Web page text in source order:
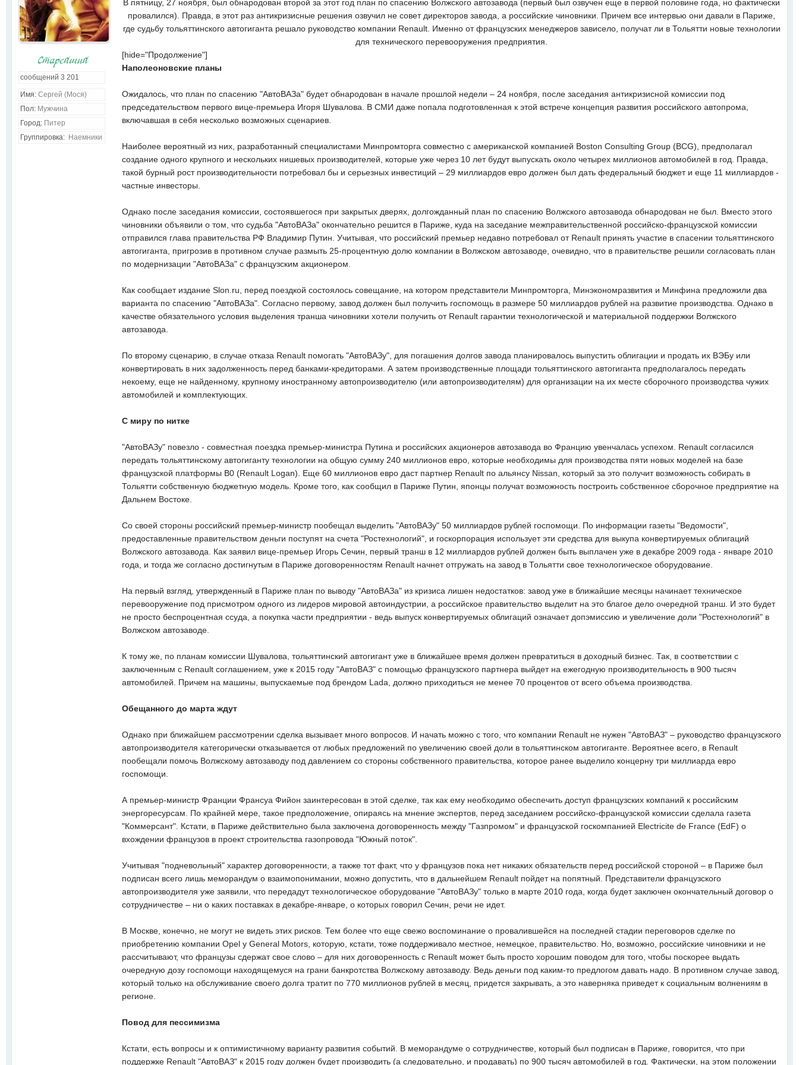
CBO6OgA: (05 марта 2022 23:20)
Вспомнил и ник и пароль от аккаунта... что бы казать вам Привет, ребята! Если вы помните меня ещё со времен сайта Stalker-portal. Саша "белый" на аватаре и странные
рассказы о сталкерах. Чорт подери... сколько лет, сколько зим!
сообщений 3 201
Имя: Сергей (Мося)
Пол: Мужчина
Город: Питер
Группировка: Наемники
В пятницу, 27 ноября, был обнародован второй за этот год план по спасению Волжского автозавода (первый был озвучен еще в первой половине года, но фактически
провалился). Правда, в этот раз антикризисные решения озвучил не совет директоров завода, а российские чиновники. Причем все интервью они давали в Париже,
где судьбу тольяттинского автогиганта решало руководство компании Renault. Именно от французских менеджеров зависело, получат ли в Тольятти новые технологии
для технического перевооружения предприятия.
[hide="Продолжение"]
Наполеоновские планы
Ожидалось, что план по спасению "АвтоВАЗа" будет обнародован в начале прошлой недели – 24 ноября, после заседания антикризисной комиссии под
председательством первого вице-премьера Игоря Шувалова. В СМИ даже попала подготовленная к этой встрече концепция развития российского автопрома,
включавшая в себя несколько возможных сценариев.
Наиболее вероятный из них, разработанный специалистами Минпромторга совместно с американской компанией Boston Consulting Group (ВСG), предполагал
создание одного крупного и нескольких нишевых производителей, которые уже через 10 лет будут выпускать около четырех миллионов автомобилей в год. Правда,
такой бурный рост производительности потребовал бы и серьезных инвестиций – 29 миллиардов евро должен был дать федеральный бюджет и еще 11 миллиардов -
частные инвесторы.
Однако после заседания комиссии, состоявшегося при закрытых дверях, долгожданный план по спасению Волжского автозавода обнародован не был. Вместо этого
чиновники объявили о том, что судьба "АвтоВАЗа" окончательно решится в Париже, куда на заседание межправительственной российско-французской комиссии
отправился глава правительства РФ Владимир Путин. Учитывая, что российский премьер недавно потребовал от Renault принять участие в спасении тольяттинского
автогиганта, пригрозив в противном случае размыть 25-процентную долю компании в Волжском автозаводе, очевидно, что в правительстве решили согласовать план
по модернизации "АвтоВАЗа" с французским акционером.
Как сообщает издание Slon.ru, перед поездкой состоялось совещание, на котором представители Минпромторга, Минэкономразвития и Минфина предложили два
варианта по спасению "АвтоВАЗа". Согласно первому, завод должен был получить госпомощь в размере 50 миллиардов рублей на развитие производства. Однако в
качестве обязательного условия выделения транша чиновники хотели получить от Renault гарантии технологической и материальной поддержки Волжского
автозавода.
По второму сценарию, в случае отказа Renault помогать "АвтоВАЗу", для погашения долгов завода планировалось выпустить облигации и продать их ВЭБу или
конвертировать в них задолженность перед банками-кредиторами. А затем производственные площади тольяттинского автогиганта предполагалось передать
некоему, еще не найденному, крупному иностранному автопроизводителю (или автопроизводителям) для организации на их месте сборочного производства чужих
автомобилей и комплектующих.
С миру по нитке
"АвтоВАЗу" повезло - совместная поездка премьер-министра Путина и российских акционеров автозавода во Францию увенчалась успехом. Renault согласился
передать тольяттинскому автогиганту технологии на общую сумму 240 миллионов евро, которые необходимы для производства пяти новых моделей на базе
французской платформы В0 (Renault Logan). Еще 60 миллионов евро даст партнер Renault по альянсу Nissan, который за это получит возможность собирать в
Тольятти собственную бюджетную модель. Кроме того, как сообщил в Париже Путин, японцы получат возможность построить собственное сборочное предприятие на
Дальнем Востоке.
Со своей стороны российский премьер-министр пообещал выделить "АвтоВАЗу" 50 миллиардов рублей госпомощи. По информации газеты "Ведомости",
предоставленные правительством деньги поступят на счета "Ростехнологий", и госкорпорация использует эти средства для выкупа конвертируемых облигаций
Волжского автозавода. Как заявил вице-премьер Игорь Сечин, первый транш в 12 миллиардов рублей должен быть выплачен уже в декабре 2009 года - январе 2010
года, и тогда же согласно достигнутым в Париже договоренностям Renault начнет отгружать на завод в Тольятти свое технологическое оборудование.
На первый взгляд, утвержденный в Париже план по выводу "АвтоВАЗа" из кризиса лишен недостатков: завод уже в ближайшие месяцы начинает техническое
перевооружение под присмотром одного из лидеров мировой автоиндустрии, а российское правительство выделит на это благое дело очередной транш. И это будет
не просто беспроцентная ссуда, а покупка части предприятии - ведь выпуск конвертируемых облигаций означает допэмиссию и увеличение доли "Ростехнологий" в
Волжском автозаводе.
К тому же, по планам комиссии Шувалова, тольяттинский автогигант уже в ближайшее время должен превратиться в доходный бизнес. Так, в соответствии с
заключенным с Renault соглашением, уже к 2015 году "АвтоВАЗ" с помощью французского партнера выйдет на ежегодную производительность в 900 тысяч
автомобилей. Причем на машины, выпускаемые под брендом Lada, должно приходиться не менее 70 процентов от всего объема производства.
Обещанного до марта ждут
Однако при ближайшем рассмотрении сделка вызывает много вопросов. И начать можно с того, что компании Renault не нужен "АвтоВАЗ" – руководство французского
автопроизводителя категорически отказывается от любых предложений по увеличению своей доли в тольяттинском автогиганте. Вероятнее всего, в Renault
пообещали помочь Волжскому автозаводу под давлением со стороны собственного правительства, которое ранее выделило концерну три миллиарда евро
госпомощи.
А премьер-министр Франции Франсуа Фийон заинтересован в этой сделке, так как ему необходимо обеспечить доступ французских компаний к российским
энергоресурсам. По крайней мере, такое предположение, опираясь на мнение экспертов, перед заседанием российско-французской комиссии сделала газета
"Коммерсант". Кстати, в Париже действительно была заключена договоренность между "Газпромом" и французской госкомпанией Electricite de France (EdF) о
вхождении французов в проект строительства газопровода "Южный поток".
Учитывая "подневольный" характер договоренности, а также тот факт, что у французов пока нет никаких обязательств перед российской стороной – в Париже был
подписан всего лишь меморандум о взаимопонимании, можно допустить, что в дальнейшем Renault пойдет на попятный. Представители французского
автопроизводителя уже заявили, что передадут технологическое оборудование "АвтоВАЗу" только в марте 2010 года, когда будет заключен окончательный договор о
сотрудничестве – ни о каких поставках в декабре-январе, о которых говорил Сечин, речи не идет.
В Москве, конечно, не могут не видеть этих рисков. Тем более что еще свежо воспоминание о провалившейся на последней стадии переговоров сделке по
приобретению компании Opel у General Motors, которую, кстати, тоже поддерживало местное, немецкое, правительство. Но, возможно, российские чиновники и не
рассчитывают, что французы сдержат свое слово – для них договоренность с Renault может быть просто хорошим поводом для того, чтобы поскорее выдать
очередную дозу госпомощи находящемуся на грани банкротства Волжскому автозаводу. Ведь деньги под каким-то предлогом давать надо. В противном случае завод,
который только на обслуживание своего долга тратит по 770 миллионов рублей в месяц, придется закрывать, а это наверняка приведет к социальным волнениям в
регионе.
Повод для пессимизма
Кстати, есть вопросы и к оптимистичному варианту развития событий. В меморандуме о сотрудничестве, который был подписан в Париже, говорится, что при
поддержке Renault "АвтоВАЗ" к 2015 году должен будет производить (а следовательно, и продавать) по 900 тысяч автомобилей в год. Фактически, на этом положении